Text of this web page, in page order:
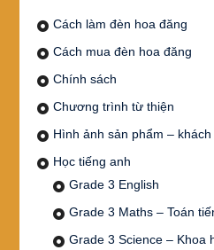
Cách làm đèn hoa đăng
Cách mua đèn hoa đăng
Chính sách
Chương trình từ thiện
Hình ảnh sản phẩm – khách
Học tiếng anh
Grade 3 English
Grade 3 Maths – Toán
Grade 3 Science – Khoa